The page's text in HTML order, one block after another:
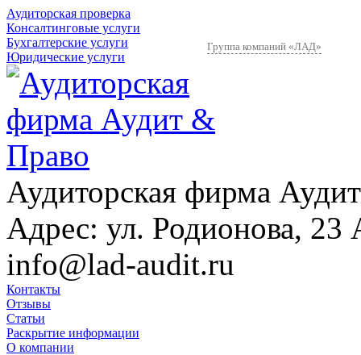
Аудиторская проверка
Консалтинговые услуги
Бухгалтерские услуги
Юридические услуги
Группа компаний «ЛАД»
Аудиторская фирма
Адрес: ул. Родионова, 23
info@lad-audit.ru
Контакты
Отзывы
Статьи
Раскрытие информации
О компании